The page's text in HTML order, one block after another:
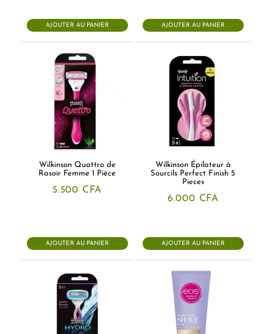
AJOUTER AU PANIER AJOUTER AU PANIER
Wilkinson Quattro de
Rasoir Femme 1 Pièce
5.500 CFA
AJOUTER AU PANIER
Wilkinson Épilateur à
Sourcils Perfect Finish 5
Pieces
6.000 CFA
AJOUTER AU PANIER